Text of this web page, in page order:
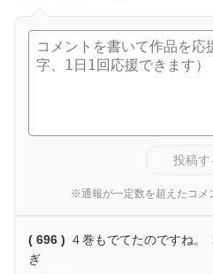
投稿す
※通報が一定数を超えたコメ
( 696 ) ４巻もでてたのですね。
ぎ